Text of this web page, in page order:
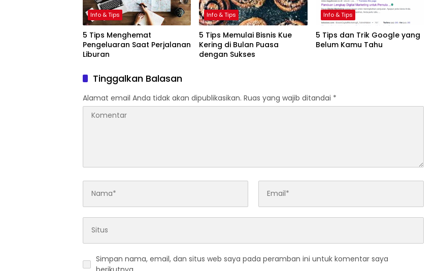
Info & Tips
5 Tips Menghemat
Pengeluaran Saat Perjalanan
Liburan
Info & Tips
5 Tips Memulai Bisnis Kue
Kering di Bulan Puasa
dengan Sukses
Info & Tips
5 Tips dan Trik Google yang
Belum Kamu Tahu
Tinggalkan Balasan
Alamat email Anda tidak akan dipublikasikan. Ruas yang wajib ditandai *
Simpan nama, email, dan situs web saya pada peramban ini untuk komentar saya